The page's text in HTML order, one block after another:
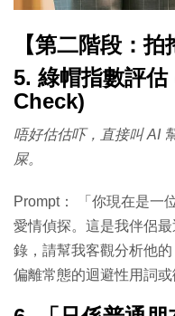
【第二階段：拍
5. 綠帽指數評
Check)
唔好估估吓，直接叫 AI
屎。
Prompt： 「你現在是一
愛情偵探。這是我伴侶
錄，請幫我客觀分析他
偏離常態的迴避性用詞或